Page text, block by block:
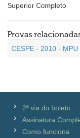
Superior Completo
Provas
CESPE - 2010 -
2ª via do boleto
Assinatura
Como funciona